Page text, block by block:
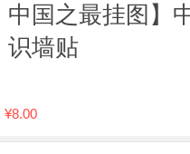
中国之最挂图】
识墙贴
¥8.00